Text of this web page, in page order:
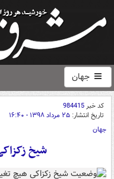
جهان
کد خبر984415
تاریخ انتشار: ۲۵ مرداد ۱۳۹۸ - ۱۶:۴۰
جهان
شیخ